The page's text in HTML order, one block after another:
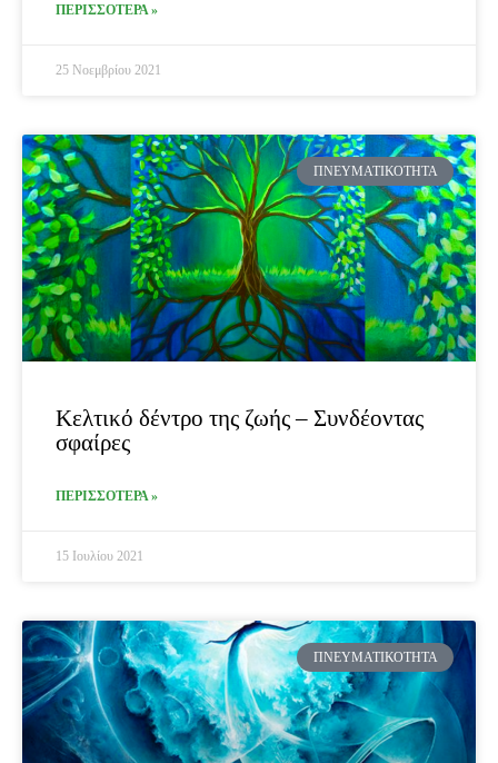
ΠΕΡΙΣΣΟΤΕΡΑ »
25 Νοεμβρίου 2021
ΠΝΕΥΜΑΤΙΚΌΤΗΤΑ
Κελτικό δέντρο της ζωής – Συνδέοντας
σφαίρες
ΠΕΡΙΣΣΟΤΕΡΑ »
15 Ιουλίου 2021
ΠΝΕΥΜΑΤΙΚΌΤΗΤΑ